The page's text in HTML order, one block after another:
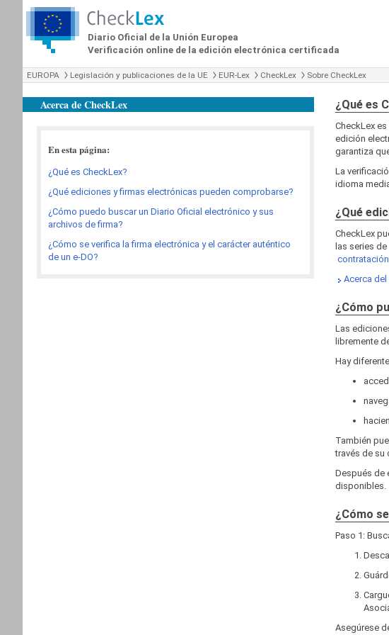
Diario Oficial de la Unión Europea
Verificación online de la edición electrónica certificada
EUROPA Legislación y publicaciones de la UE EUR-Lex CheckLex Sobre CheckLex
Acerca de CheckLex
En esta página:
¿Qué es CheckLex?
¿Qué ediciones y firmas electrónicas pueden comprobarse?
¿Cómo puedo buscar un Diario Oficial electrónico y sus
archivos de firma?
¿Cómo se verifica la firma electrónica y el carácter auténtico
de un e-DO?
¿Qué es
CheckLex
edición
garantiza
La
idioma
¿Qué
CheckLex
las series
Acerca del
¿Cómo
Las
libremente
Hay
También
través de su
Después de
disponibles.
¿Cómo
Paso 1:
Asegúrese